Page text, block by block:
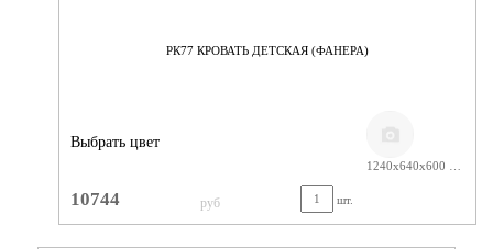
РК77 КРОВАТЬ ДЕТСКАЯ (ФАНЕРА)
Выбрать цвет
10744 руб шт.